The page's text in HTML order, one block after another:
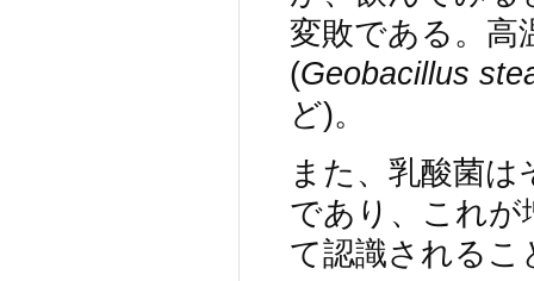
変敗である。高
(Geobacillus
ど)。
また、乳酸菌
であり、これが
て認識されるこ